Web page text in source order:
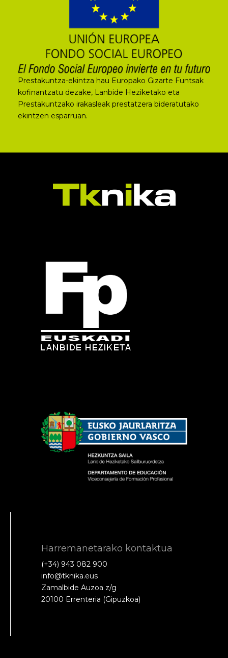
Prestakuntza-ekintza hau Europako Gizarte Funtsak
kofinantzatu dezake, Lanbide Heziketako eta
Prestakuntzako irakasleak prestatzera bideratutako
ekintzen esparruan.
Harremanetarako kontaktua
(+34) 943 082 900
info@tknika.eus
Zamalbide Auzoa z/g
20100 Errenteria (Gipuzkoa)